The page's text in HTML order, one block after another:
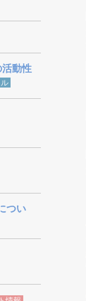
動性
つい